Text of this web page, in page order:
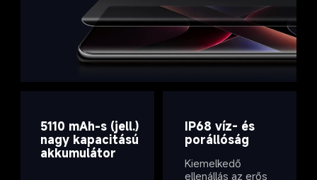
5110 mAh-s (jell.)
nagy kapacitású
akkumulátor
IP68 víz- és
porállóság
Kiemelkedő
ellenállás az erős